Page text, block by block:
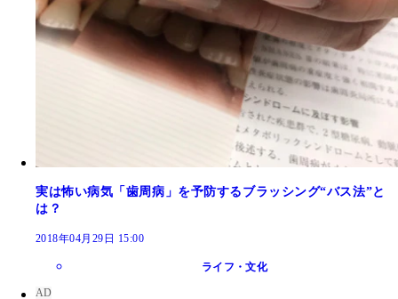
実は怖い病気「歯周病」を予防するブラッシング“バス法”と
は？
2018年04月29日 15:00
ライフ・文化